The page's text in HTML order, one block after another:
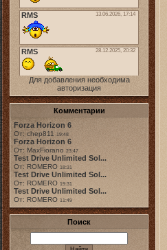
Для добавления необходима
авторизация
Комментарии
Forza Horizon 6
От: chep811 19:48
Forza Horizon 6
От: MaxFiorano 23:47
Test Drive Unlimited Sol...
От: ROMERO 18:31
Test Drive Unlimited Sol...
От: ROMERO 19:31
Test Drive Unlimited Sol...
От: ROMERO 11:49
Поиск